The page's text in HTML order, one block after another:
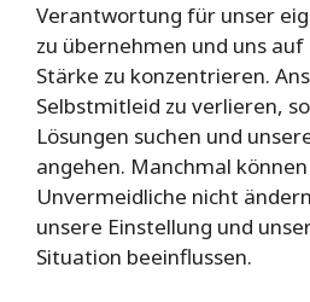
Verantwortung für unser
zu übernehmen und uns
Stärke zu konzentrieren.
Selbstmitleid zu verlieren,
Lösungen suchen und
angehen. Manchmal
Unvermeidliche nicht
unsere Einstellung und
Situation beeinflussen.